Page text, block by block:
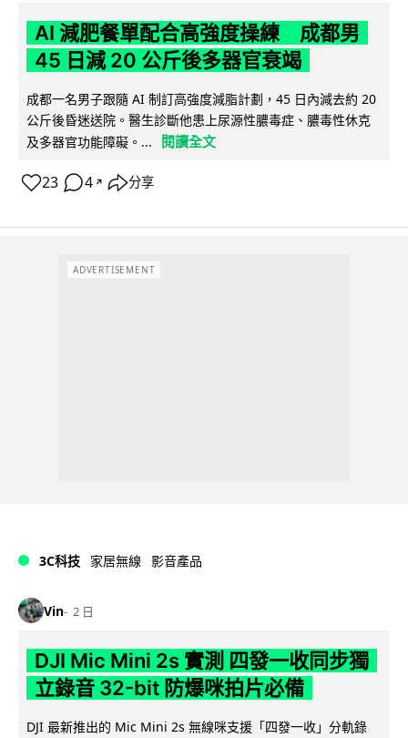
AI 減肥餐單配合高強度操練 成都男
45 日減 20 公斤後多器官衰竭
成都一名男子跟隨 AI 制訂高強度減脂計劃，45 日內減去約 20
公斤後昏迷送院。醫生診斷他患上尿源性膿毒症、膿毒性休克
及多器官功能障礙。...
閱讀全文
23 4 ↗ 分享
ADVERTISEMENT
3C科技 家居無線 影音產品
Vin 2 日
DJI Mic Mini 2s 實測 四發一收同步獨
立錄音 32-bit 防爆咪拍片必備
DJI 最新推出的 Mic Mini 2s 無線咪支援「四發一收」分軌錄